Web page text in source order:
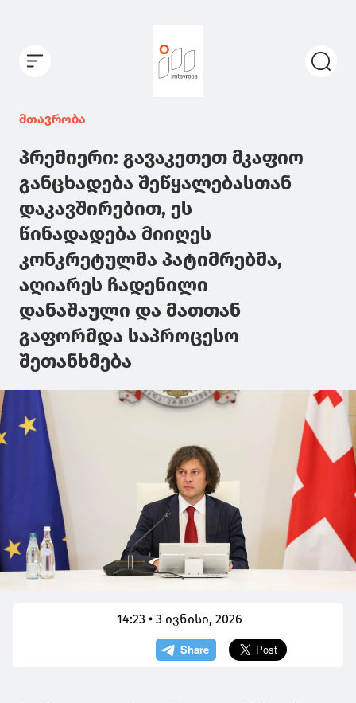
მთავრობა
პრემიერი: გავაკეთეთ მკაფიო
განცხადება შეწყალებასთან
დაკავშირებით, ეს
წინადადება მიიღეს
კონკრეტულმა პატიმრებმა,
აღიარეს ჩადენილი
დანაშაული და მათთან
გაფორმდა საპროცესო
შეთანხმება
14:23 • 3 ივნისი, 2026